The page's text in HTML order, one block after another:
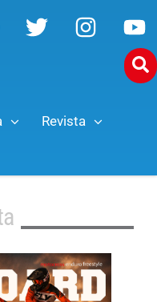
Revista